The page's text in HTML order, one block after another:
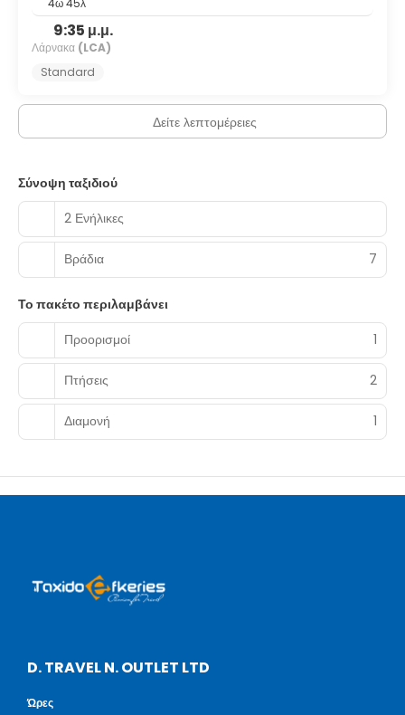
9:35 μ.μ.
Λάρνακα (LCA)
Standard
Δείτε λεπτομέρειες
Σύνοψη ταξιδιού
2 Ενήλικες
Βράδια 7
Το πακέτο περιλαμβάνει
Προορισμοί
1
Πτήσεις 2
Διαμονή 1
D. TRAVEL N. OUTLET LTD
Ώρες